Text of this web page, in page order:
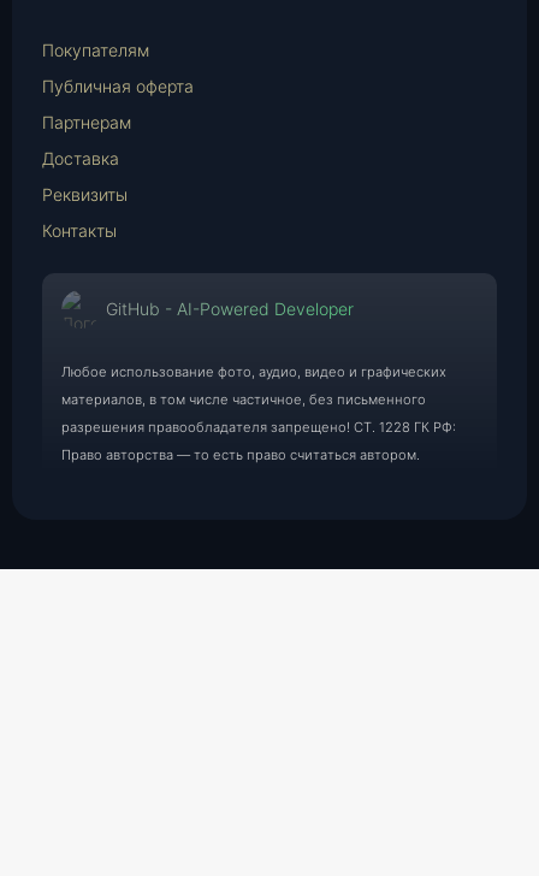
Mail
Покупателям
Публичная оферта
Партнерам
Доставка
Реквизиты
Контакты
GitHub - AI-Powered Developer
Любое использование фото, аудио, видео и графических
материалов, в том числе частичное, без письменного
разрешения правообладателя запрещено! СТ. 1228 ГК РФ:
Право авторства — то есть право считаться автором.